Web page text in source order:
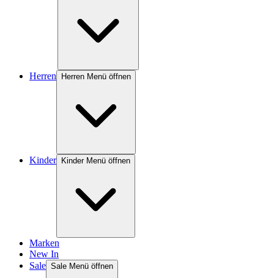
Herren Herren Menü öffnen
Kinder Kinder Menü öffnen
Marken
New In
Sale Sale Menü öffnen